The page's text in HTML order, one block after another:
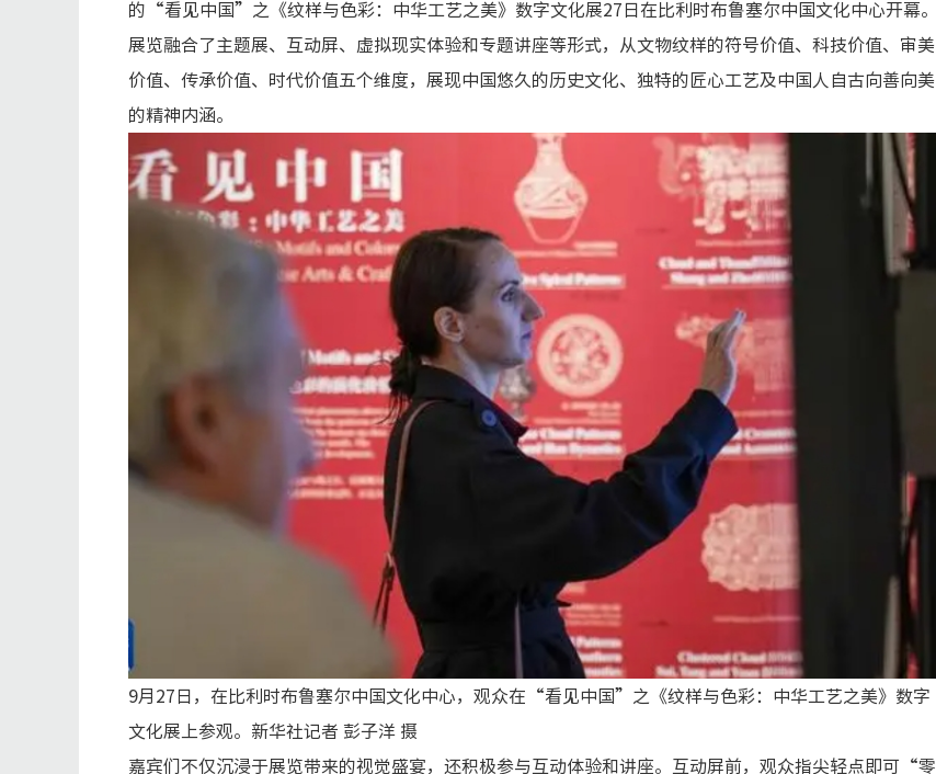
的“看见中国”之《纹样与色彩：中华工艺之美》数字文化展27日在比利时布鲁塞尔中国文化中心开幕。
展览融合了主题展、互动屏、虚拟现实体验和专题讲座等形式，从文物纹样的符号价值、科技价值、审美
价值、传承价值、时代价值五个维度，展现中国悠久的历史文化、独特的匠心工艺及中国人自古向善向美
的精神内涵。
9月27日，在比利时布鲁塞尔中国文化中心，观众在“看见中国”之《纹样与色彩：中华工艺之美》数字
文化展上参观。新华社记者 彭子洋 摄
嘉宾们不仅沉浸于展览带来的视觉盛宴，还积极参与互动体验和讲座。互动屏前，观众指尖轻点即可“零